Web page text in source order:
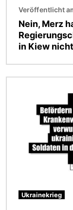
Veröffentlicht
Nein, Merz
in Kiew
Ukrainekrieg